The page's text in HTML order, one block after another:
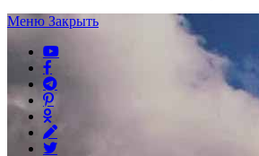
Меню Закрыть